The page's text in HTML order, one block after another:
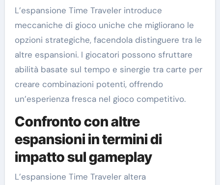
L’espansione Time Traveler introduce
meccaniche di gioco uniche che migliorano le
opzioni strategiche, facendola distinguere tra le
altre espansioni. I giocatori possono sfruttare
abilità basate sul tempo e sinergie tra carte per
creare combinazioni potenti, offrendo
un’esperienza fresca nel gioco competitivo.
Confronto con altre
espansioni in termini di
impatto sul gameplay
L’espansione Time Traveler altera